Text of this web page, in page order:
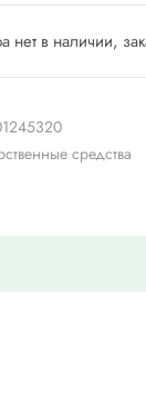
нет в наличии,
средства